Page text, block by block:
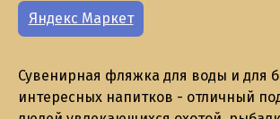
Яндекс Маркет
Сувенирная фляжка для воды и для
интересных напитков - отличный